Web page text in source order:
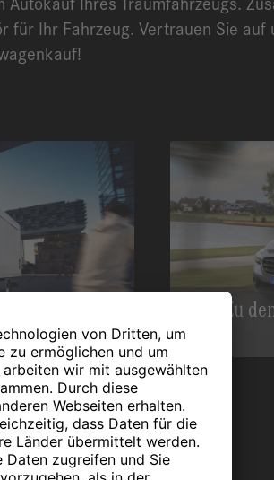
für Ihr Fahrzeug. Vertrauen Sie auf
Lkw
Zu